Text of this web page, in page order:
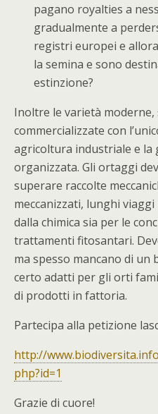
pagano royalties a
gradualmente a
registri europei e
la semina e sono
estinzione?
Inoltre le varietà
commercializzate con
agricoltura industriale e la
organizzata. Gli ortaggi
superare raccolte
meccanizzati, lunghi
dalla chimica sia per le
trattamenti fitosantari.
ma spesso mancano di un
certo adatti per gli orti
di prodotti in fattoria.
Partecipa alla petizione
http://
php?id=1
Grazie di cuore!